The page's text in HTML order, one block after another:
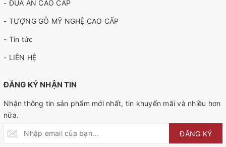
- ĐŨA ĂN CAO CẤP
- TƯỢNG GỖ MỸ NGHỆ CAO CẤP
- Tin tức
- LIÊN HỆ
ĐĂNG KÝ NHẬN TIN
Nhận thông tin sản phẩm mới nhất, tin khuyến mãi và nhiều hơn
nữa.
ĐĂNG KÝ